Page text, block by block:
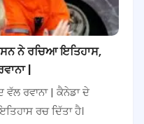
ਨੇ ਰਚਿਆ ਇਤਿਹਾਸ,
|
ਰਵਾਨਾ | ਕੈਨੇਡਾ ਦੇ
ਰਚ ਦਿੱਤਾ ਹੈ।